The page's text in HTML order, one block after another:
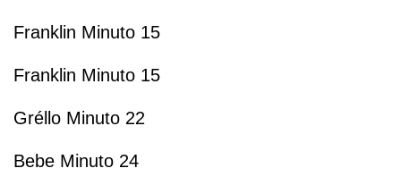
Franklin Minuto 15
Franklin Minuto 15
Gréllo Minuto 22
Bebe Minuto 24